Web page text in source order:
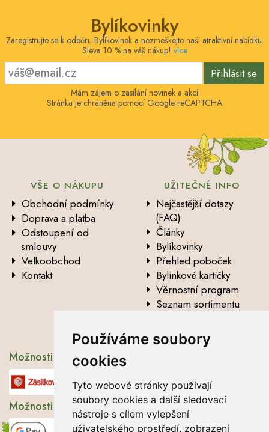
Používáme soubory
cookies
Tyto webové stránky používají
soubory cookies a další sledovací
nástroje s cílem vylepšení
uživatelského prostředí, zobrazení
Bylíkovinky
Zaregistrujte se k odběru Bylíkovinek a nezmeškejte naši atraktivní nabídku.
Sleva 10 % na váš nákup! více
Přihlásit se
Mám zájem o zasílání novinek a akcí
Stránka je chráněna pomocí Google reCAPTCHA
VŠE O NÁKUPU
Obchodní podmínky
Doprava a platba
Odstoupení od
smlouvy
Velkoobchod
Kontakt
UŽITEČNÉ INFO
Nejčastější dotazy
(FAQ)
Články
Bylíkovinky
Přehled poboček
Bylinkové kartičky
Věrnostní program
Seznam sortimentu
údajů
Možnosti dopravy
Možnosti platby